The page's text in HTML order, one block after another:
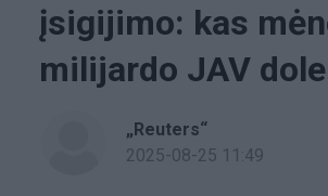
įsigijimo: kas
milijardo JAV
„Reuters“
2025-08-25 11:49